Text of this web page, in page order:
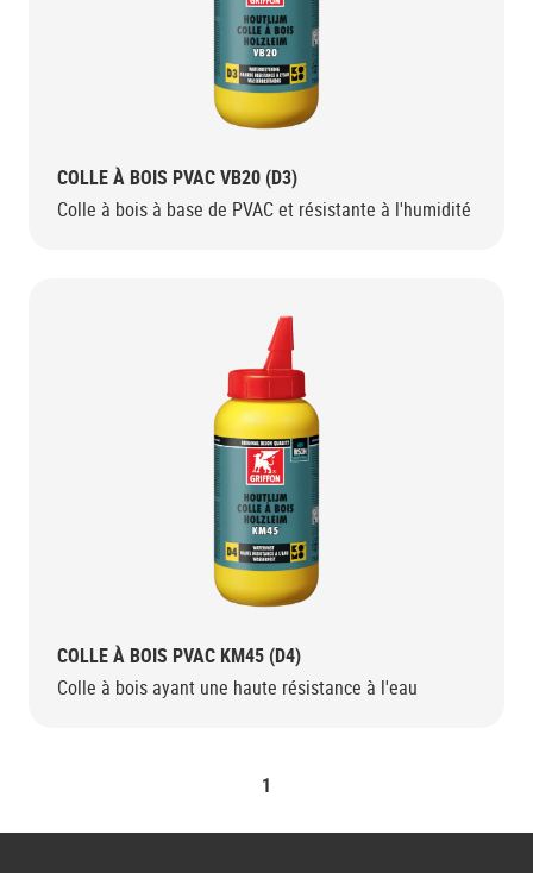
COLLE À BOIS PVAC VB20 (D3)
Colle à bois à base de PVAC et résistante à l'humidité
COLLE À BOIS PVAC KM45 (D4)
Colle à bois ayant une haute résistance à l'eau
1